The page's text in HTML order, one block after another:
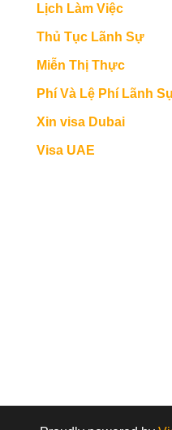
Lịch Làm Việc
Thủ Tục Lãnh Sự
Miễn Thị Thực
Phí Và Lệ Phí Lãnh
Xin visa Dubai
Visa UAE